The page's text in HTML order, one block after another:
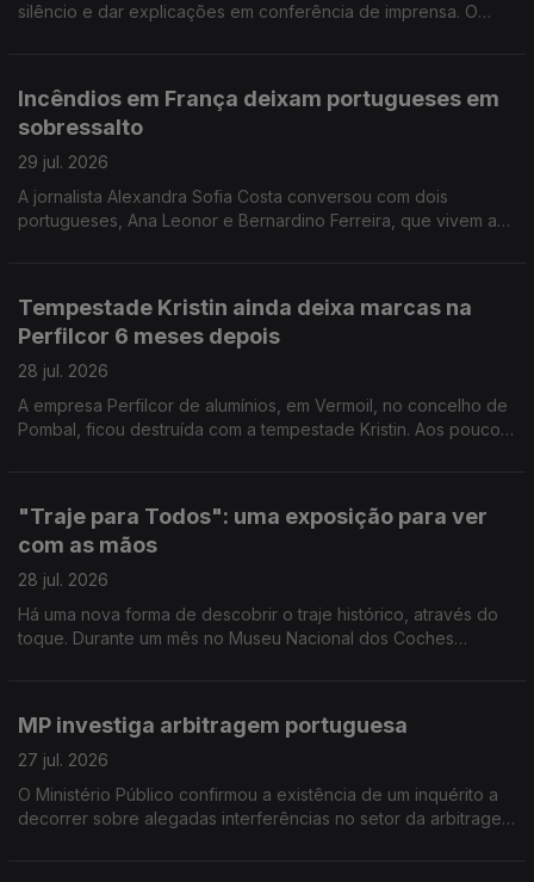
silêncio e dar explicações em conferência de imprensa. O
Incêndios em França deixam portugueses em
sobressalto
29 jul. 2026
A jornalista Alexandra Sofia Costa conversou com dois
portugueses, Ana Leonor e Bernardino Ferreira, que vivem a
Tempestade Kristin ainda deixa marcas na
Perfilcor 6 meses depois
28 jul. 2026
A empresa Perfilcor de alumínios, em Vermoil, no concelho de
Pombal, ficou destruída com a tempestade Kristin. Aos poucos
"Traje para Todos": uma exposição para ver
com as mãos
28 jul. 2026
Há uma nova forma de descobrir o traje histórico, através do
toque. Durante um mês no Museu Nacional dos Coches
MP investiga arbitragem portuguesa
27 jul. 2026
O Ministério Público confirmou a existência de um inquérito a
decorrer sobre alegadas interferências no setor da arbitragem